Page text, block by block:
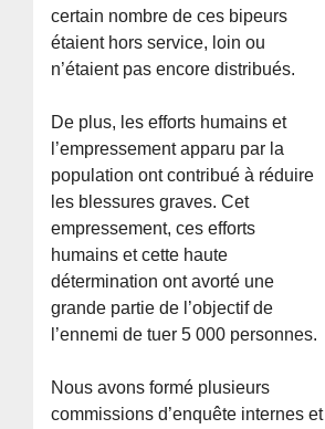
certain nombre de ces bipeurs
étaient hors service, loin ou
n’étaient pas encore distribués.
De plus, les efforts humains et
l’empressement apparu par la
population ont contribué à réduire
les blessures graves. Cet
empressement, ces efforts
humains et cette haute
détermination ont avorté une
grande partie de l’objectif de
l’ennemi de tuer 5 000 personnes.
Nous avons formé plusieurs
commissions d’enquête internes et